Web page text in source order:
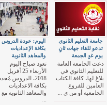
اليوم: عودة الدروس
بكافة الإعداديات
والمعاهد الثانوية
تعود صباح اليوم
الأربعاء 25 أفريل
2018، الدروس
بكافة الاعداديات
والمعاهد الثانوية مع
...
جامعة التعليم الثانوي
تدعو للقاء جهات ثانٍ
يوم غدٍ الجمعة
دعت الجامعة العامة
للتعليم الثانوي في
بلاغ لها، كافة الكتاب
العامين للفروع
الجامعية أو من ي ...